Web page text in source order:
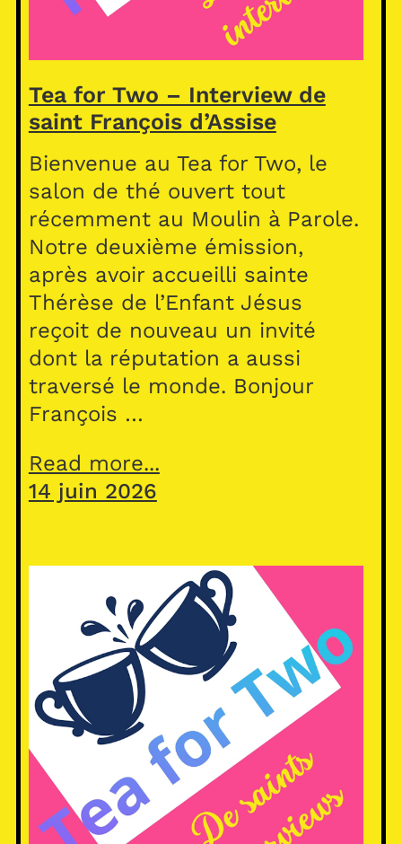
Tea for Two – Interview de
saint François d’Assise
Bienvenue au Tea for Two, le
salon de thé ouvert tout
récemment au Moulin à Parole.
Notre deuxième émission,
après avoir accueilli sainte
Thérèse de l’Enfant Jésus
reçoit de nouveau un invité
dont la réputation a aussi
traversé le monde. Bonjour
François …
Read more...
14 juin 2026